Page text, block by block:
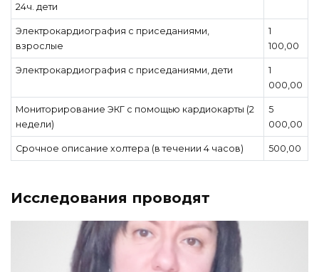
24ч. дети
Электрокардиография с приседаниями,
взрослые
1
100,00
Электрокардиография с приседаниями, дети
1
000,00
Мониторирование ЭКГ с помощью кардиокарты (2
недели)
5
000,00
Срочное описание холтера (в течении 4 часов) 500,00
Исследования проводят